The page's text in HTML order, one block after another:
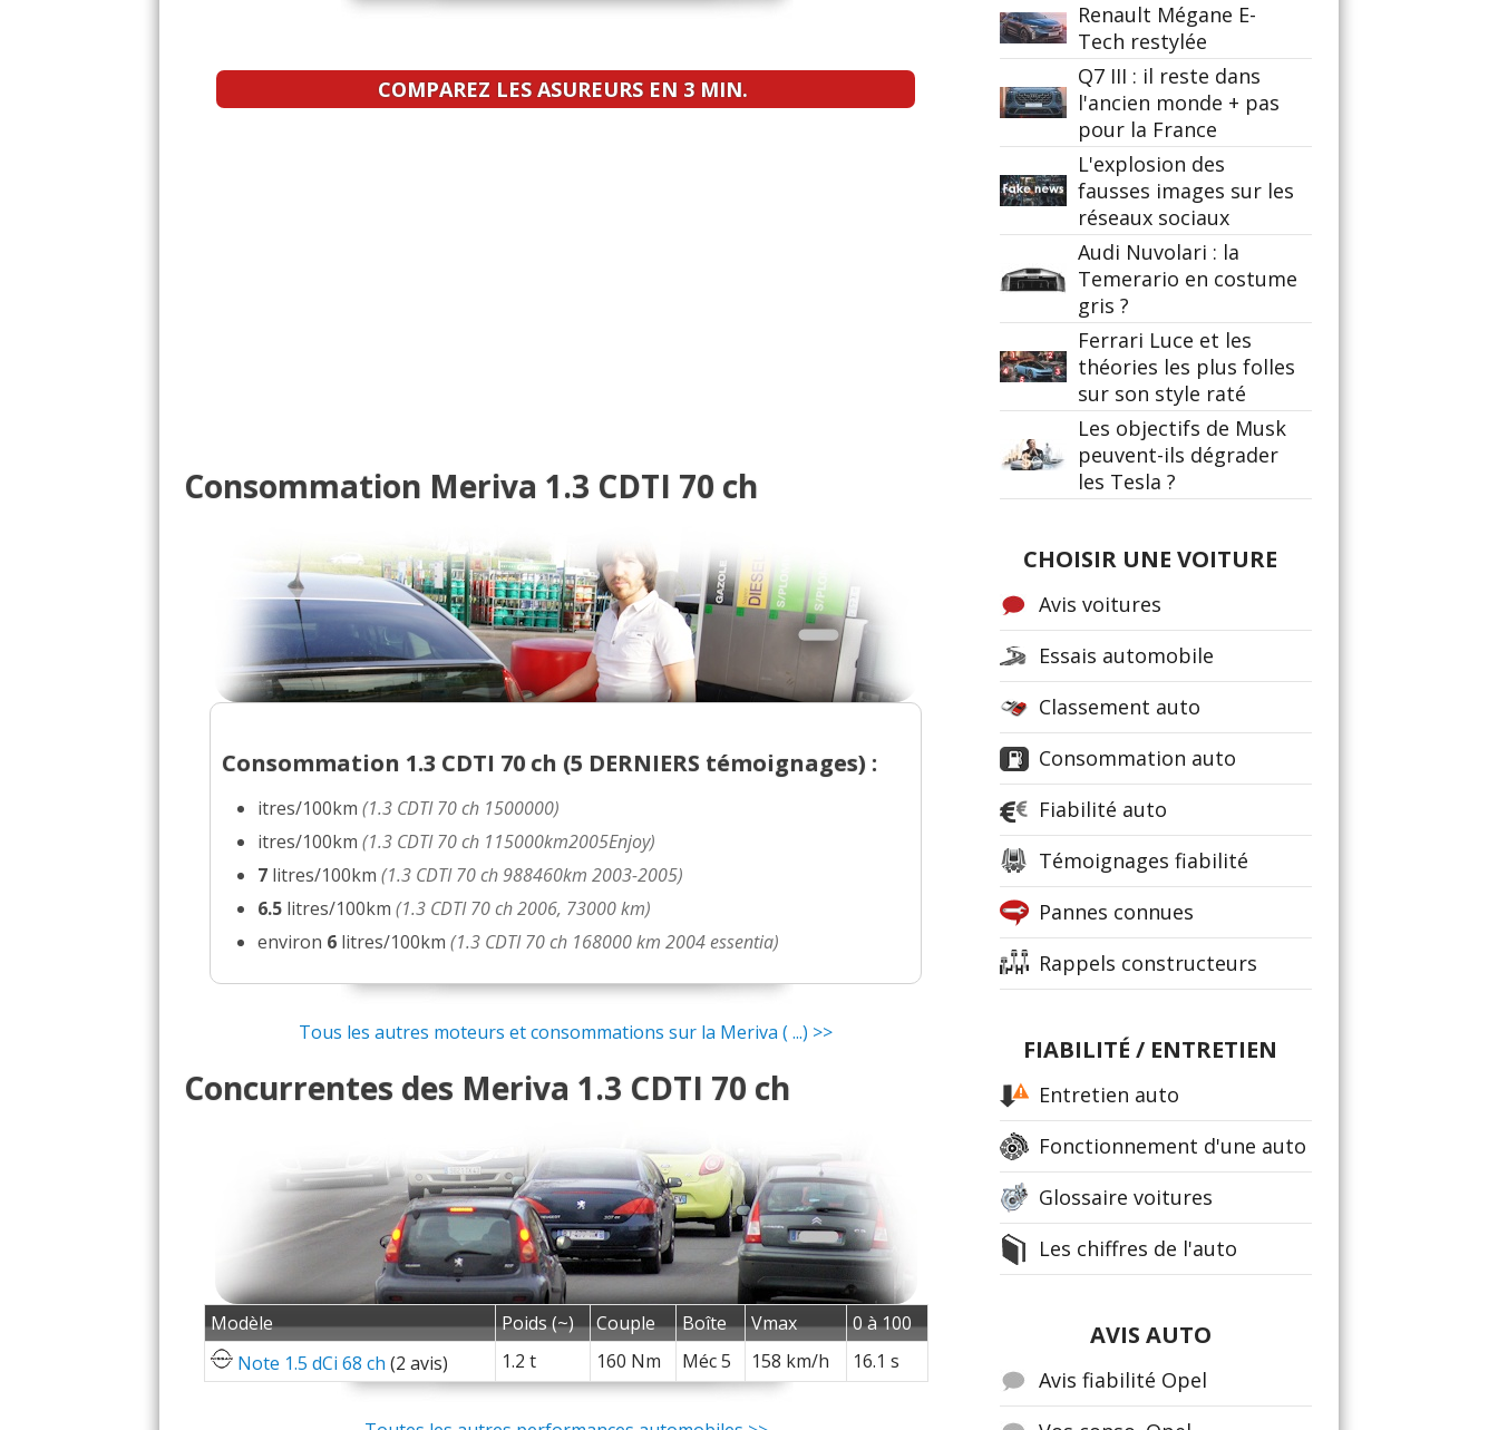
05/20 1.3 CDTI 70 ch 1500000 (1 )
COMPAREZ LES ASUREURS EN 3 MIN.
Consommation Meriva 1.3 CDTI 70 ch
Consommation 1.3 CDTI 70 ch (5 DERNIERS témoignages) :
itres/100km(1.3 CDTI 70 ch 1500000)
itres/100km(1.3 CDTI 70 ch 115000km2005Enjoy)
7 litres/100km(1.3 CDTI 70 ch 988460km 2003-2005)
6.5 litres/100km(1.3 CDTI 70 ch 2006, 73000 km)
environ 6 litres/100km(1.3 CDTI 70 ch 168000 km 2004 essentia)
Tous les autres moteurs et consommations sur la Meriva ( ...) >>
Concurrentes des Meriva 1.3 CDTI 70 ch
Modèle Poids (~) Couple Boîte Vmax
0 à 100
Note 1.5 dCi 68 ch (2 avis) 1.2 t 160 Nm Méc 5 158 km/h 16.1 s
Renault Mégane E-
Tech restylée
Q7 III : il reste dans
l'ancien monde + pas
pour la France
L'explosion des
fausses images sur les
réseaux sociaux
Audi Nuvolari : la
Temerario en costume
gris ?
Ferrari Luce et les
théories les plus folles
sur son style raté
Les objectifs de Musk
peuvent-ils dégrader
les Tesla ?
CHOISIR UNE VOITURE
Avis voitures
Essais automobile
Classement auto
Consommation auto
Fiabilité auto
Témoignages fiabilité
Pannes connues
Rappels constructeurs
FIABILITÉ / ENTRETIEN
Entretien auto
Fonctionnement d'une auto
Glossaire voitures
Les chiffres de l'auto
AVIS AUTO
Avis fiabilité Opel